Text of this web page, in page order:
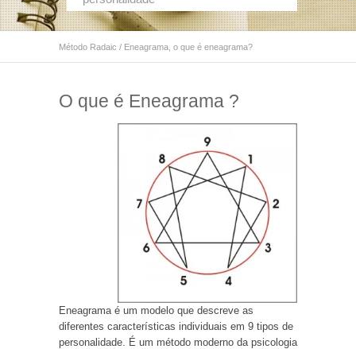
Método Radaic / Eneagrama, o que é eneagrama?
O que é Eneagrama ?
Eneagrama é um modelo que descreve as
diferentes características individuais em 9 tipos de
personalidade. É um método moderno da psicologia